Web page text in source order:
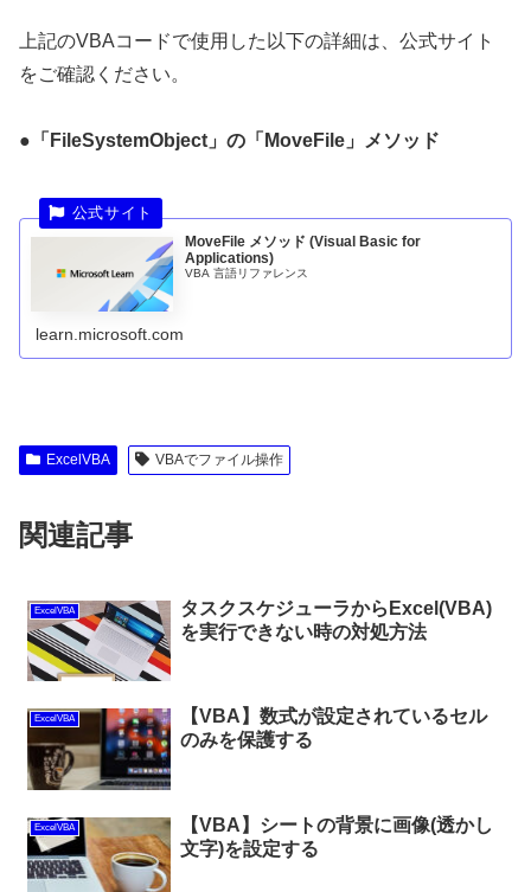
上記のVBAコードで使用した以下の詳細は、公式サイト
をご確認ください。
●「FileSystemObject」の「MoveFile」メソッド
MoveFile メソッド (Visual Basic for
Applications)
VBA 言語リファレンス
learn.microsoft.com
ExcelVBA VBAでファイル操作
関連記事
ExcelVBA
タスクスケジューラからExcel(VBA)
を実行できない時の対処方法
ExcelVBA
【VBA】数式が設定されているセル
のみを保護する
ExcelVBA
【VBA】シートの背景に画像(透かし
文字)を設定する